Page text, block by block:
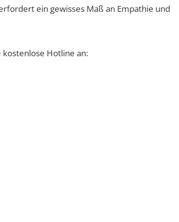
ein gewisses Maß an Empathie und
kostenlose Hotline an: